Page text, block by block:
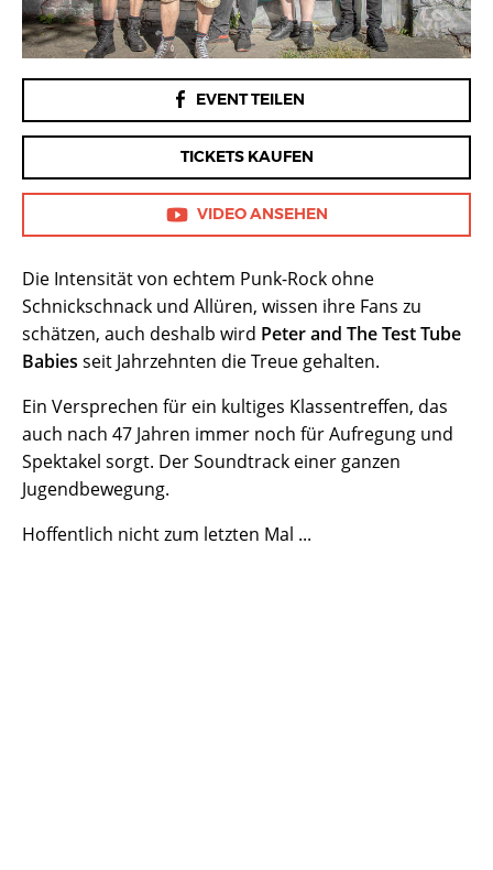
EVENT TEILEN
TICKETS KAUFEN
VIDEO ANSEHEN
Die Intensität von echtem Punk-Rock ohne
Schnickschnack und Allüren, wissen ihre Fans zu
schätzen, auch deshalb wird Peter and The Test Tube
Babies seit Jahrzehnten die Treue gehalten.
Ein Versprechen für ein kultiges Klassentreffen, das
auch nach 47 Jahren immer noch für Aufregung und
Spektakel sorgt. Der Soundtrack einer ganzen
Jugendbewegung.
Hoffentlich nicht zum letzten Mal ...